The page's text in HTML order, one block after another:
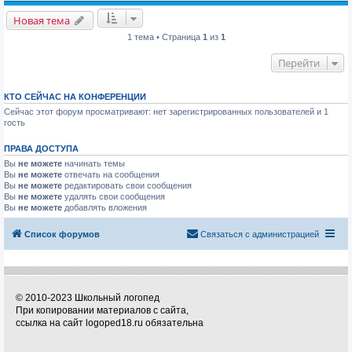
Новая тема
1 тема • Страница 1 из 1
Перейти
КТО СЕЙЧАС НА КОНФЕРЕНЦИИ
Сейчас этот форум просматривают: нет зарегистрированных пользователей и 1
гость
ПРАВА ДОСТУПА
Вы не можете начинать темы
Вы не можете отвечать на сообщения
Вы не можете редактировать свои сообщения
Вы не можете удалять свои сообщения
Вы не можете добавлять вложения
Список форумов Связаться с администрацией
© 2010-2023 Школьный логопед
При копировании материалов с сайта,
ссылка на сайт logoped18.ru обязательна